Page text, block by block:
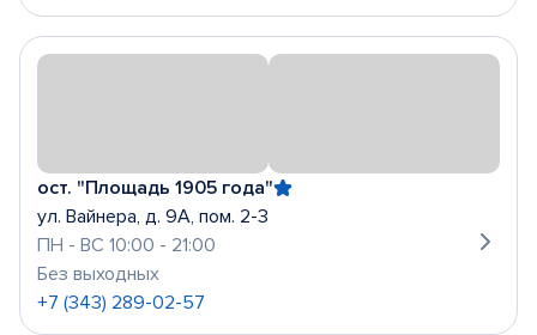
ост. "Площадь 1905 года"
ул. Вайнера, д. 9А, пом. 2-3
ПН - ВС 10:00 - 21:00
Без выходных
+7 (343) 289-02-57